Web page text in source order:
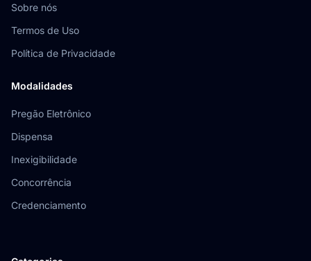
Sobre nós
Termos de Uso
Política de Privacidade
Modalidades
Pregão Eletrônico
Dispensa
Inexigibilidade
Concorrência
Credenciamento